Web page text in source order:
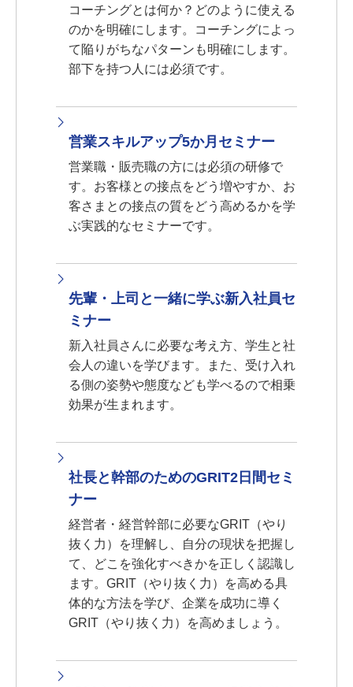
コーチングとは何か？どのように使える
のかを明確にします。コーチングによっ
て陥りがちなパターンも明確にします。
部下を持つ人には必須です。
営業スキルアップ5か月セミナー
営業職・販売職の方には必須の研修で
す。お客様との接点をどう増やすか、お
客さまとの接点の質をどう高めるかを学
ぶ実践的なセミナーです。
先輩・上司と一緒に学ぶ新入社員セ
ミナー
新入社員さんに必要な考え方、学生と社
会人の違いを学びます。また、受け入れ
る側の姿勢や態度なども学べるので相乗
効果が生まれます。
社長と幹部のためのGRIT2日間セミ
ナー
経営者・経営幹部に必要なGRIT（やり
抜く力）を理解し、自分の現状を把握し
て、どこを強化すべきかを正しく認識し
ます。GRIT（やり抜く力）を高める具
体的な方法を学び、企業を成功に導く
GRIT（やり抜く力）を高めましょう。